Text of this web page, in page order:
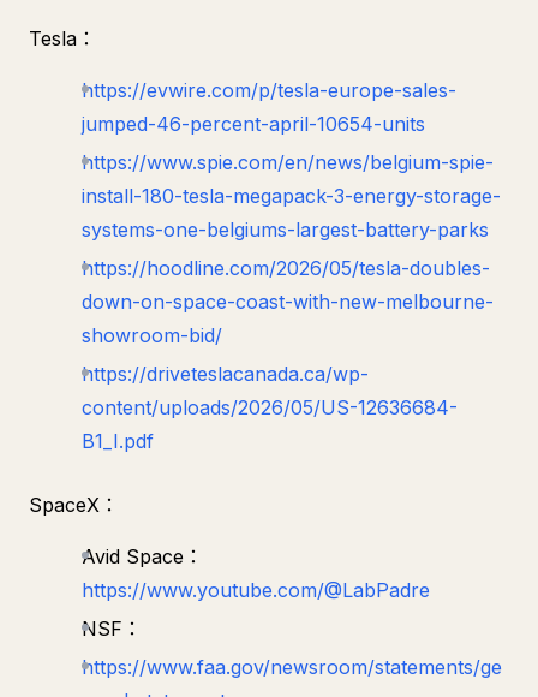
Tesla：
https://evwire.com/p/tesla-europe-sales-
jumped-46-percent-april-10654-units
https://www.spie.com/en/news/belgium-spie-
install-180-tesla-megapack-3-energy-storage-
systems-one-belgiums-largest-battery-parks
https://hoodline.com/2026/05/tesla-doubles-
down-on-space-coast-with-new-melbourne-
showroom-bid/
https://driveteslacanada.ca/wp-
content/uploads/2026/05/US-12636684-
B1_I.pdf
SpaceX：
Avid Space：
https://www.youtube.com/@LabPadre
NSF：
https://www.faa.gov/newsroom/statements/ge